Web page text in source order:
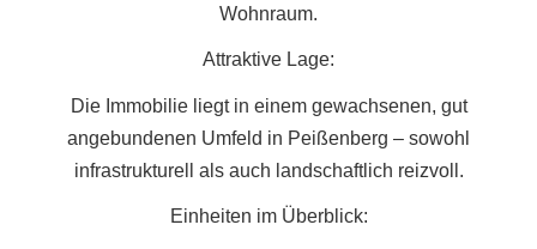
Wohnraum.
Attraktive Lage:
Die Immobilie liegt in einem gewachsenen, gut
angebundenen Umfeld in Peißenberg – sowohl
infrastrukturell als auch landschaftlich reizvoll.
Einheiten im Überblick: